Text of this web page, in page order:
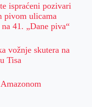
ispraćeni pozivari
pivom ulicama
41. „Dane piva“
vožnje skutera na
Tisa